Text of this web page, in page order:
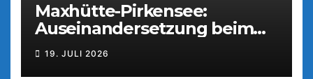
Maxhütte-Pirkensee:
Auseinandersetzung beim
Parkfest
19. JULI 2026